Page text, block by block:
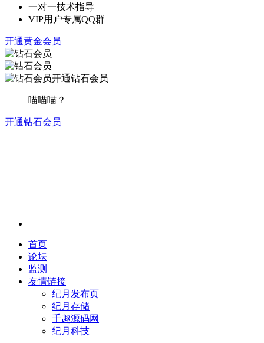
一对一技术指导
VIP用户专属QQ群
开通黄金会员
开通钻石会员
喵喵喵？
开通钻石会员
首页
论坛
监测
友情链接
纪月发布页
纪月存储
千趣源码网
纪月科技